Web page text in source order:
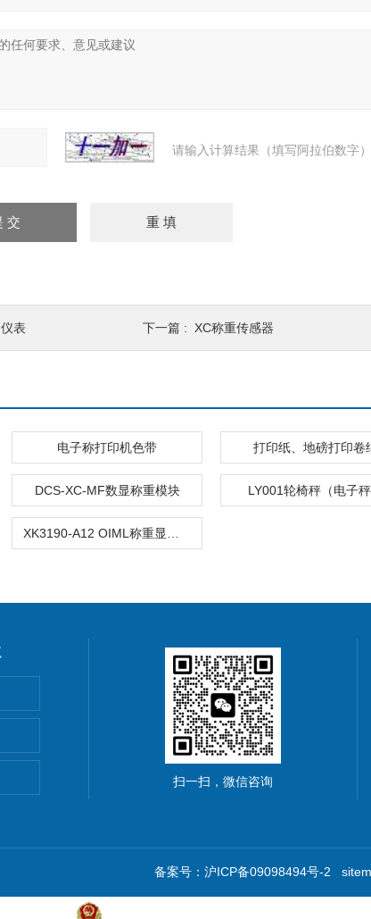
请输入计算结果（填写阿拉伯数字
表 下一篇 : XC称重传感器
电子称打印机色带 打印纸、地磅打印卷
DCS-XC-MF数显称重模块 LY001轮椅秤（电子秤
子称报价
子称报价
吊秤、金坛15吨电子吊钩秤厂价优惠扫一扫，微信咨询
备案号：沪ICP备09098494号-2